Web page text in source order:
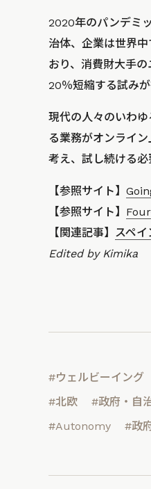
2020年のパンデミ
治体、企業は世界
おり、消費財大手
20％短縮する試みが
現代の人々のいわ
る業務がオンライ
考え、試し続ける必
【参照サイト】
【参照サイト】
【関連記事】 スペ
Edited by Kimika
#ウェルビーイング
#北欧
#政府・自
#Autonomy
#政